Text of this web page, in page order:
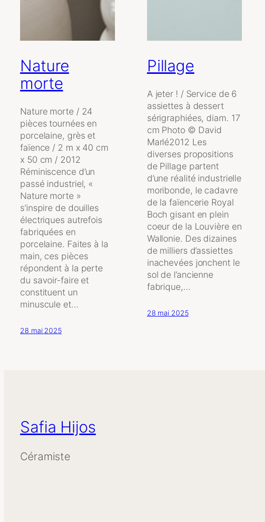
Nature
morte
Nature morte / 24
pièces tournées en
porcelaine, grès et
faïence / 2 m x 40 cm
x 50 cm / 2012
Réminiscence d’un
passé industriel, «
Nature morte »
s’inspire de douilles
électriques autrefois
fabriquées en
porcelaine. Faites à la
main, ces pièces
répondent à la perte
du savoir-faire et
constituent un
minuscule et…
28 mai 2025
Pillage
A jeter ! / Service de 6
assiettes à dessert
sérigraphiées, diam. 17
cm Photo © David
Marlé2012 Les
diverses propositions
de Pillage partent
d’une réalité industrielle
moribonde, le cadavre
de la faïencerie Royal
Boch gisant en plein
coeur de la Louvière en
Wallonie. Des dizaines
de milliers d’assiettes
inachevées jonchent le
sol de l’ancienne
fabrique,…
28 mai 2025
Safia Hijos
Céramiste